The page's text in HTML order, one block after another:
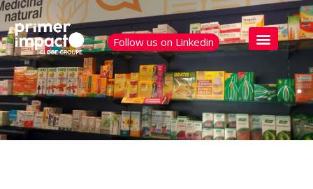
Follow us on Linkedin